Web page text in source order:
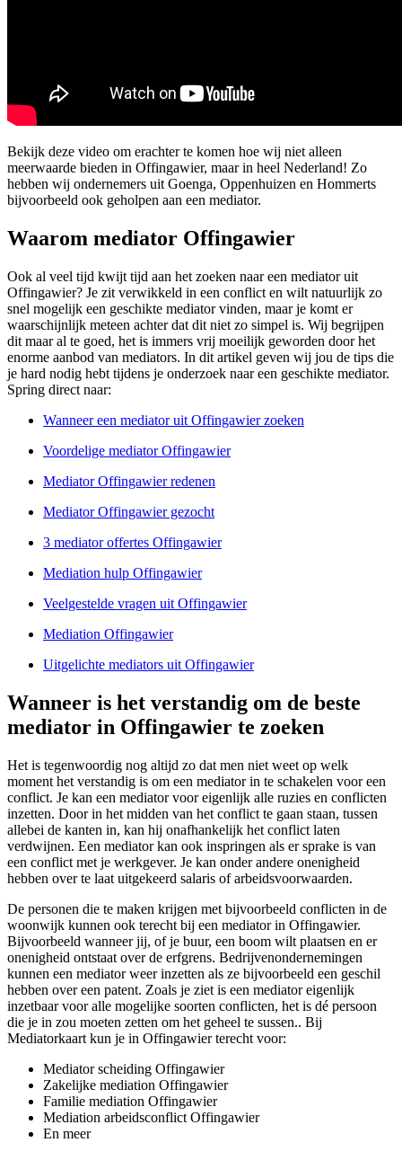
Bekijk deze video om erachter te komen hoe wij niet alleen
meerwaarde bieden in Offingawier, maar in heel Nederland! Zo
hebben wij ondernemers uit Goenga, Oppenhuizen en Hommerts
bijvoorbeeld ook geholpen aan een mediator.
Waarom mediator Offingawier
Ook al veel tijd kwijt tijd aan het zoeken naar een mediator uit
Offingawier? Je zit verwikkeld in een conflict en wilt natuurlijk zo
snel mogelijk een geschikte mediator vinden, maar je komt er
waarschijnlijk meteen achter dat dit niet zo simpel is. Wij begrijpen
dit maar al te goed, het is immers vrij moeilijk geworden door het
enorme aanbod van mediators. In dit artikel geven wij jou de tips die
je hard nodig hebt tijdens je onderzoek naar een geschikte mediator.
Spring direct naar:
Wanneer een mediator uit Offingawier zoeken
Voordelige mediator Offingawier
Mediator Offingawier redenen
Mediator Offingawier gezocht
3 mediator offertes Offingawier
Mediation hulp Offingawier
Veelgestelde vragen uit Offingawier
Mediation Offingawier
Uitgelichte mediators uit Offingawier
Wanneer is het verstandig om de beste
mediator in Offingawier te zoeken
Het is tegenwoordig nog altijd zo dat men niet weet op welk
moment het verstandig is om een mediator in te schakelen voor een
conflict. Je kan een mediator voor eigenlijk alle ruzies en conflicten
inzetten. Door in het midden van het conflict te gaan staan, tussen
allebei de kanten in, kan hij onafhankelijk het conflict laten
verdwijnen. Een mediator kan ook inspringen als er sprake is van
een conflict met je werkgever. Je kan onder andere onenigheid
hebben over te laat uitgekeerd salaris of arbeidsvoorwaarden.
De personen die te maken krijgen met bijvoorbeeld conflicten in de
woonwijk kunnen ook terecht bij een mediator in Offingawier.
Bijvoorbeeld wanneer jij, of je buur, een boom wilt plaatsen en er
onenigheid ontstaat over de erfgrens. Bedrijvenondernemingen
kunnen een mediator weer inzetten als ze bijvoorbeeld een geschil
hebben over een patent. Zoals je ziet is een mediator eigenlijk
inzetbaar voor alle mogelijke soorten conflicten, het is dé persoon
die je in zou moeten zetten om het geheel te sussen.. Bij
Mediatorkaart kun je in Offingawier terecht voor:
Mediator scheiding Offingawier
Zakelijke mediation Offingawier
Familie mediation Offingawier
Mediation arbeidsconflict Offingawier
En meer